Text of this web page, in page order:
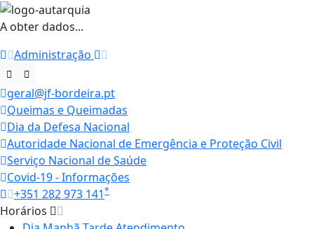
A obter dados...
Administração
geral@jf-bordeira.pt
Queimas e Queimadas
Dia da Defesa Nacional
Autoridade Nacional de Emergência e Proteção Civil
Serviço Nacional de Saúde
Covid-19 - Informações
+351 282 973 141*
Horários